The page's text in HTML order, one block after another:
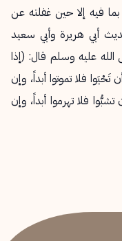
فيه إلا حين غفلته عن
أبي هريرة وأبي سعيد
عليه وسلم قال: (إذا
فلا تموتوا أبداً، وإن
فلا تهرموا أبداً، وإن